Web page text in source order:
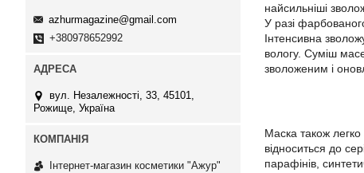
найсильніші
У разі
Інтенсивна
вологу. Суміш
зволоженим і
Маска також
відноситься до
парафінів,
azhurmagazine@gmail.com
+380978652992
вул. Незалежності, 33, 45101,
Рожище, Україна
Інтернет-магазин косметики "Ажур"